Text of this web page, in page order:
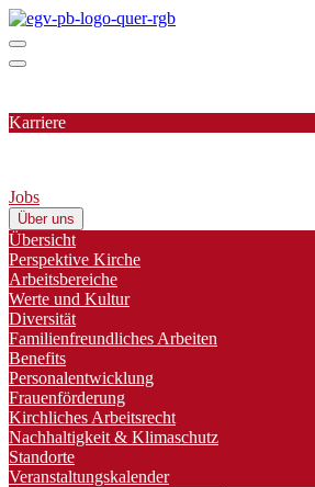
Karriere
Jobs
Über uns
Übersicht
Perspektive Kirche
Arbeitsbereiche
Werte und Kultur
Diversität
Familienfreundliches Arbeiten
Benefits
Personalentwicklung
Frauenförderung
Kirchliches Arbeitsrecht
Nachhaltigkeit & Klimaschutz
Standorte
Veranstaltungskalender